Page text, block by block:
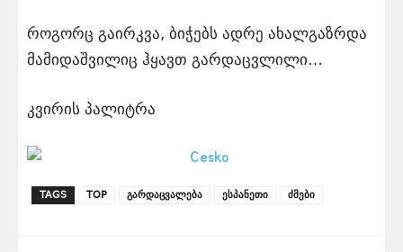
როგორც გაირკვა, ბიჭებს ადრე ახალგაზრდა
მამიდაშვილიც ჰყავთ გარდაცვლილი…
კვირის პალიტრა
TAGS TOP გარდაცვალება ესპანეთი ძმები